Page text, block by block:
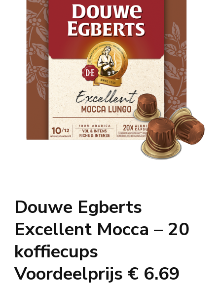
Douwe Egberts
Excellent Mocca – 20
koffiecups
Voordeelprijs € 6.69